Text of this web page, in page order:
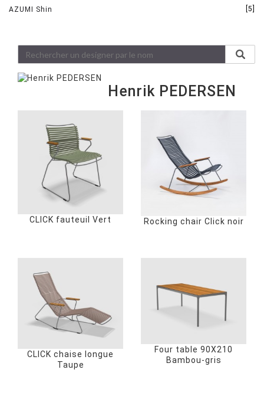
AZUMI Shin
[5]
Henrik PEDERSEN
CLICK fauteuil Vert Rocking chair Click noir
CLICK chaise longue
Taupe
Four table 90X210
Bambou-gris